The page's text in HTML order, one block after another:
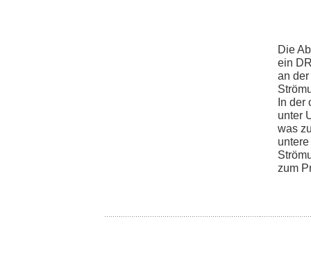
Die
ein
an
In der
unter
was
zum